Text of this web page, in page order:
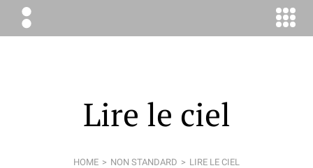
ÉLODIE
BOYER
Lire le ciel
HOME NON STANDARD LIRE LE CIEL